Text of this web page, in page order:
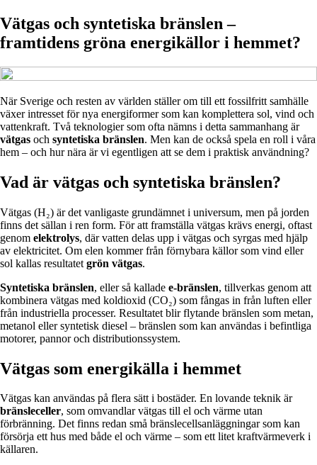
Vätgas och syntetiska bränslen –
framtidens gröna energikällor i hemmet?
När Sverige och resten av världen ställer om till ett fossilfritt samhälle
växer intresset för nya energiformer som kan komplettera sol, vind och
vattenkraft. Två teknologier som ofta nämns i detta sammanhang är
vätgas och syntetiska bränslen. Men kan de också spela en roll i våra
hem – och hur nära är vi egentligen att se dem i praktisk användning?
Vad är vätgas och syntetiska bränslen?
Vätgas (H₂) är det vanligaste grundämnet i universum, men på jorden
finns det sällan i ren form. För att framställa vätgas krävs energi, oftast
genom elektrolys, där vatten delas upp i vätgas och syrgas med hjälp
av elektricitet. Om elen kommer från förnybara källor som vind eller
sol kallas resultatet grön vätgas.
Syntetiska bränslen, eller så kallade e-bränslen, tillverkas genom att
kombinera vätgas med koldioxid (CO₂) som fångas in från luften eller
från industriella processer. Resultatet blir flytande bränslen som metan,
metanol eller syntetisk diesel – bränslen som kan användas i befintliga
motorer, pannor och distributionssystem.
Vätgas som energikälla i hemmet
Vätgas kan användas på flera sätt i bostäder. En lovande teknik är
bränsleceller, som omvandlar vätgas till el och värme utan
förbränning. Det finns redan små bränslecellsanläggningar som kan
försörja ett hus med både el och värme – som ett litet kraftvärmeverk i
källaren.